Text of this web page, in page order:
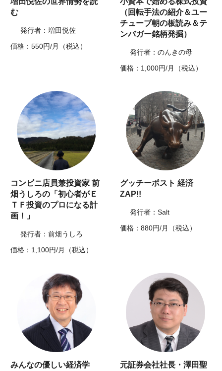
む
発行者：増田悦佐
価格：550円/月（税込）
（回転手法の紹介＆ユー
チューブ朝の板読み＆テ
ンバガー銘柄発掘）
発行者：のんきの母
価格：1,000円/月（税込）
コンビニ店員兼投資家 前
畑うしろの「初心者がＥ
ＴＦ投資のプロになる計
画！」
発行者：前畑うしろ
価格：1,100円/月（税込）
グッチーポスト 経済
ZAP!!
発行者：Salt
価格：880円/月（税込）
みんなの優しい経済学
元証券会社社長・澤田聖